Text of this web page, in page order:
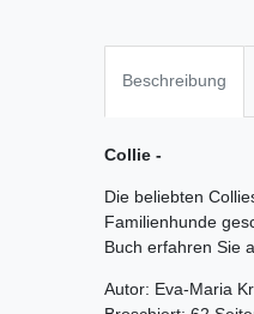
Beschreibung
Collie -
Die beliebten
Familienhunde
Buch erfahren Sie
Autor: Eva-Maria